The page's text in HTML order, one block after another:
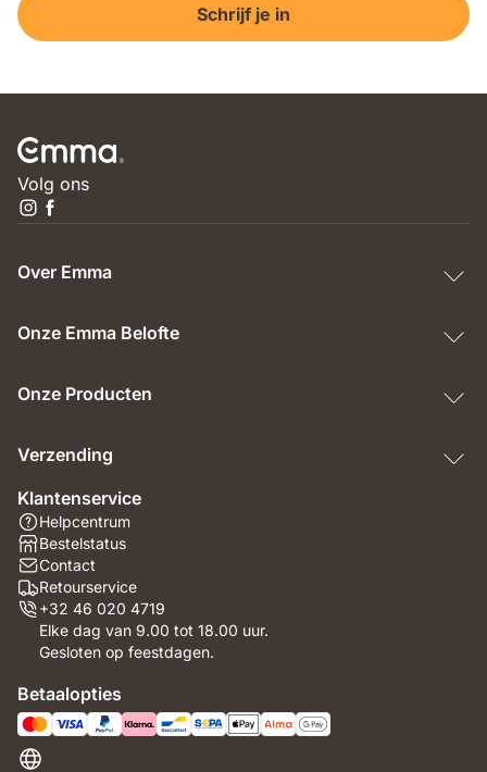
Schrijf je in
Volg ons
Over Emma
Onze Emma Belofte
Onze Producten
Verzending
Klantenservice
Helpcentrum
Bestelstatus
Contact
Retourservice
+32 46 020 4719
Elke dag van 9.00 tot 18.00 uur.
Gesloten op feestdagen.
Betaalopties